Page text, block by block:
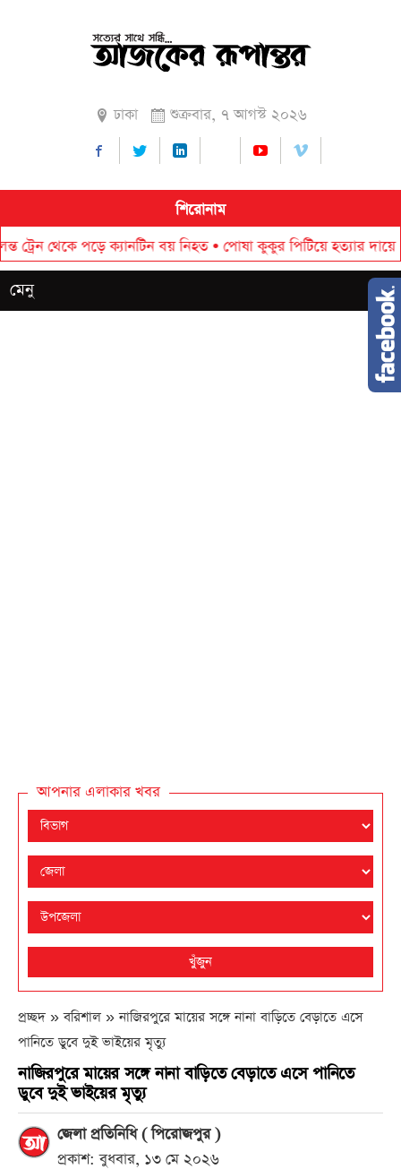
ঢাকা শুক্রবার, ৭ আগস্ট ২০২৬
শিরোনাম
পড়ে ক্যানটিন বয় নিহত•পোষা কুকুর পিটিয়ে হত্যার দায়ে ২০
মেনু
আপনার এলাকার খবর
খুঁজুন
প্রচ্ছদ » বরিশাল »নাজিরপুরে মায়ের সঙ্গে নানা বাড়িতে বেড়াতে এসে
পানিতে ডুবে দুই ভাইয়ের মৃত্যু
নাজিরপুরে মায়ের সঙ্গে নানা বাড়িতে বেড়াতে এসে পানিতে
ডুবে দুই ভাইয়ের মৃত্যু
জেলা প্রতিনিধি ( পিরোজপুর )
প্রকাশ: বুধবার, ১৩ মে ২০২৬